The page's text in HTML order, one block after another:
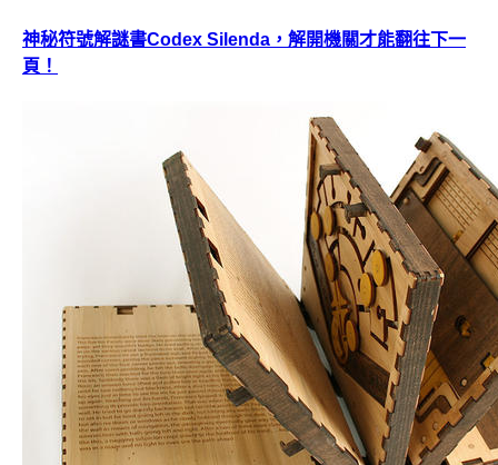
神秘符號解謎書Codex Silenda，解開機關才能翻往下一
頁！